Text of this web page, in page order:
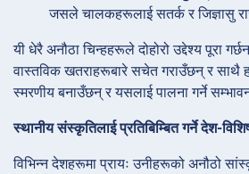
जसले चालकहरूलाई सतर्क र जिज्ञासु
यी धेरै अनौठा चिन्हहरूले दोहोरो उद्देश्य पूरा
वास्तविक खतराहरूबारे सचेत गराउँछन् र साथै
स्मरणीय बनाउँछन् र यसलाई पालना गर्ने
स्थानीय संस्कृतिलाई प्रतिबिम्बित गर्ने देश-
विभिन्न देशहरूमा प्रायः उनीहरूको अनौठो